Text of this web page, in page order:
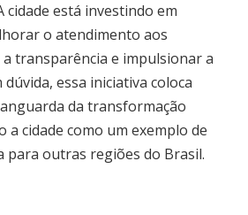
cidade está investindo em
o atendimento aos
transparência e impulsionar a
dúvida, essa iniciativa coloca
da transformação
a cidade como um exemplo de
para outras regiões do Brasil.